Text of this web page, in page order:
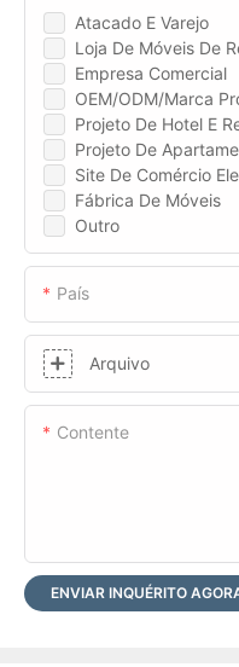
Atacado E Varejo
Loja De Móveis De
Empresa Comercial
OEM/ODM/Marca
Projeto De Hotel E
Projeto De
Site De Comércio
Fábrica De Móveis
Outro
País
Arquivo
Contente
ENVIAR INQUÉRITO